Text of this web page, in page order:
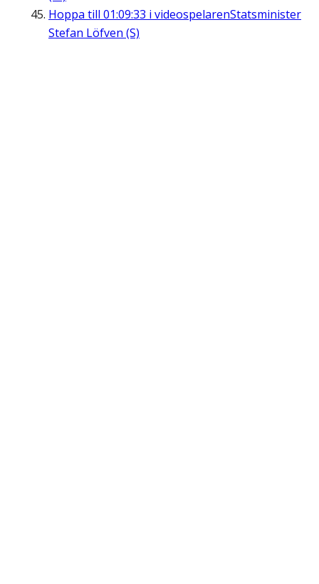
Hoppa till 01:09:33 i videospelarenStatsminister
Stefan Löfven (S)